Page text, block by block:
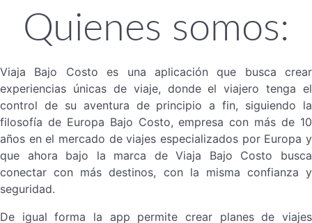
Quienes somos:
Viaja Bajo Costo es una aplicación que busca crear
experiencias únicas de viaje, donde el viajero tenga el
control de su aventura de principio a fin, siguiendo la
filosofía de Europa Bajo Costo, empresa con más de 10
años en el mercado de viajes especializados por Europa y
que ahora bajo la marca de Viaja Bajo Costo busca
conectar con más destinos, con la misma confianza y
seguridad.
De igual forma la app permite crear planes de viajes